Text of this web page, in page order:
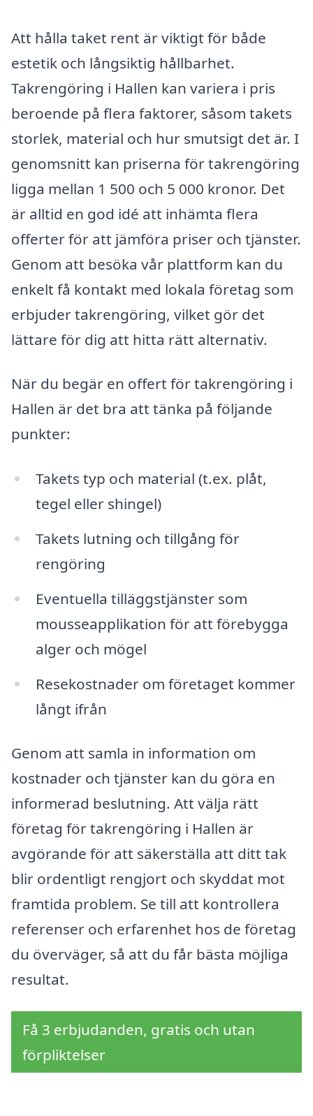
Att hålla taket rent är viktigt för både
estetik och långsiktig hållbarhet.
Takrengöring i Hallen kan variera i pris
beroende på flera faktorer, såsom takets
storlek, material och hur smutsigt det är. I
genomsnitt kan priserna för takrengöring
ligga mellan 1 500 och 5 000 kronor. Det
är alltid en god idé att inhämta flera
offerter för att jämföra priser och tjänster.
Genom att besöka vår plattform kan du
enkelt få kontakt med lokala företag som
erbjuder takrengöring, vilket gör det
lättare för dig att hitta rätt alternativ.
När du begär en offert för takrengöring i
Hallen är det bra att tänka på följande
punkter:
Takets typ och material (t.ex. plåt,
tegel eller shingel)
Takets lutning och tillgång för
rengöring
Eventuella tilläggstjänster som
mousseapplikation för att förebygga
alger och mögel
Resekostnader om företaget kommer
långt ifrån
Genom att samla in information om
kostnader och tjänster kan du göra en
informerad beslutning. Att välja rätt
företag för takrengöring i Hallen är
avgörande för att säkerställa att ditt tak
blir ordentligt rengjort och skyddat mot
framtida problem. Se till att kontrollera
referenser och erfarenhet hos de företag
du överväger, så att du får bästa möjliga
resultat.
Få 3 erbjudanden, gratis och utan
förpliktelser